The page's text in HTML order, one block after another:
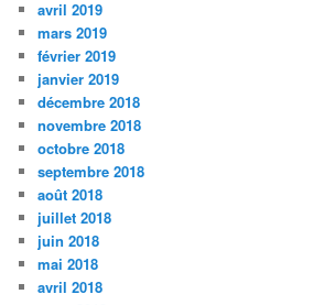
avril 2019
mars 2019
février 2019
janvier 2019
décembre 2018
novembre 2018
octobre 2018
septembre 2018
août 2018
juillet 2018
juin 2018
mai 2018
avril 2018